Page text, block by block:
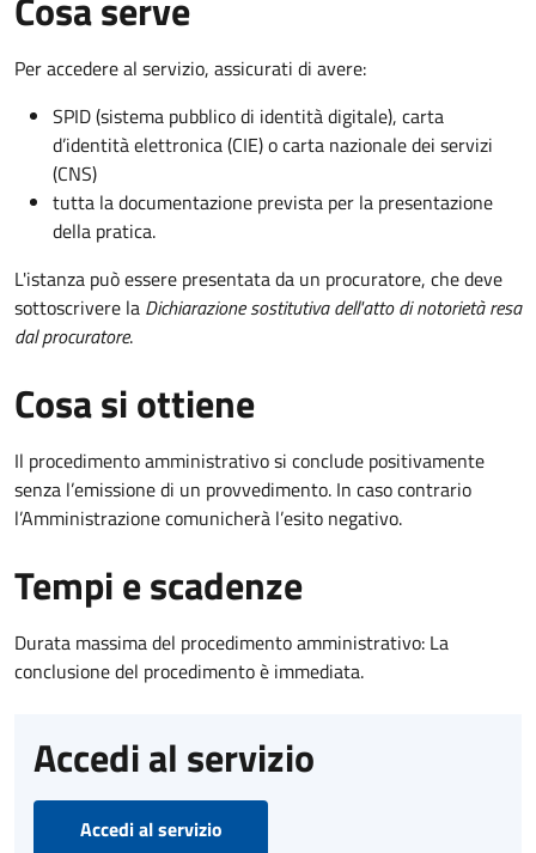
Per accedere al servizio, assicurati di avere:
SPID (sistema pubblico di identità digitale), carta
d’identità elettronica (CIE) o carta nazionale dei servizi
(CNS)
tutta la documentazione prevista per la presentazione
della pratica.
L'istanza può essere presentata da un procuratore, che deve
sottoscrivere la Dichiarazione sostitutiva dell'atto di notorietà resa
dal procuratore.
Cosa si ottiene
Il procedimento amministrativo si conclude positivamente
senza l’emissione di un provvedimento. In caso contrario
l’Amministrazione comunicherà l’esito negativo.
Tempi e scadenze
Durata massima del procedimento amministrativo: La
conclusione del procedimento è immediata.
Accedi al servizio
Accedi al servizio